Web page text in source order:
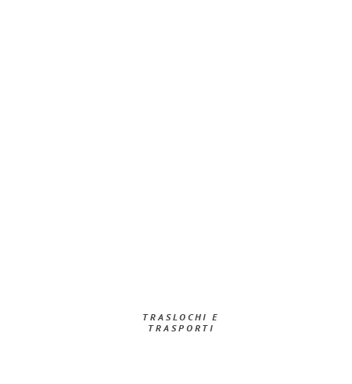
TRASLOCHI E
TRASPORTI​